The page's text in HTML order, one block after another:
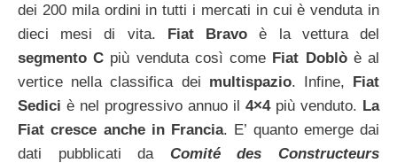
dei 200 mila ordini in tutti i mercati in cui è venduta in
dieci mesi di vita. Fiat Bravo è la vettura del
segmento C più venduta così come Fiat Doblòè al
vertice nella classifica dei multispazio. Infine, Fiat
Sedici è nel progressivo annuo il 4×4più venduto. La
Fiat cresce anche in Francia. E’ quanto emerge dai
dati pubblicati da Comité des Constructeurs